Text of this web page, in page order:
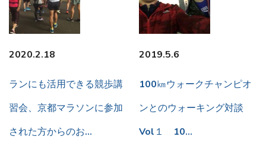
2020.2.18
ランにも活用できる競歩講
習会、京都マラソンに参加
された方からのお…
2019.5.6
100㎞ウォークチャンピオ
ンとのウォーキング対談
Vol１ 10…